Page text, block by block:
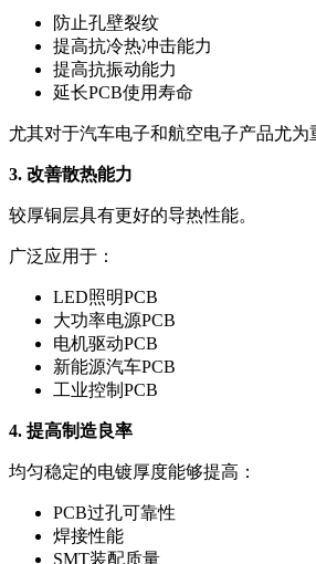
防止孔壁裂纹
提高抗冷热冲击能力
提高抗振动能力
延长PCB使用寿命
尤其对于汽车电子和航空电子产品尤为
3. 改善散热能力
较厚铜层具有更好的导热性能。
广泛应用于：
LED照明PCB
大功率电源PCB
电机驱动PCB
新能源汽车PCB
工业控制PCB
4. 提高制造良率
均匀稳定的电镀厚度能够提高：
PCB过孔可靠性
焊接性能
SMT装配质量